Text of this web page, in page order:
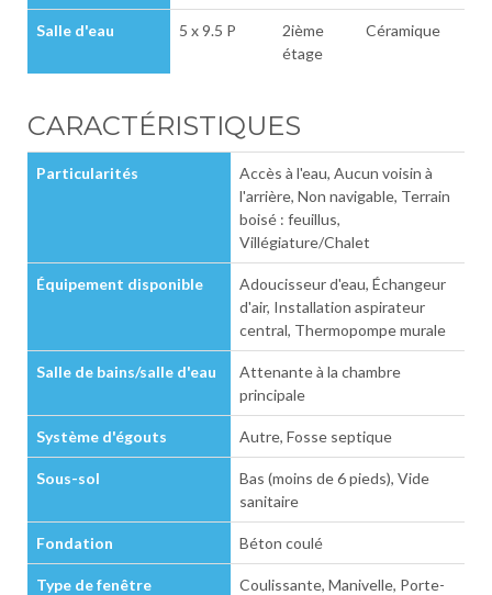
Salle d'eau 5 x 9.5 P
2ième
étage
Céramique
CARACTÉRISTIQUES
Particularités
Accès à l'eau, Aucun voisin à
l'arrière, Non navigable, Terrain
boisé : feuillus,
Villégiature/Chalet
Équipement disponible
Adoucisseur d'eau, Échangeur
d'air, Installation aspirateur
central, Thermopompe murale
Salle de bains/salle d'eau
Attenante à la chambre
principale
Système d'égouts Autre, Fosse septique
Sous-sol
Bas (moins de 6 pieds), Vide
sanitaire
Fondation Béton coulé
Type de fenêtre
Coulissante, Manivelle, Porte-